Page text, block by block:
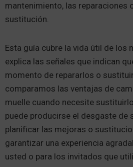
mantenimiento, las reparaciones
sustitución.
Esta guía cubre la vida útil de los
explica las señales que indican
momento de repararlos o
comparamos las ventajas de
muelle cuando necesite
puede producirse el desgaste de
planificar las mejoras o
garantizar una experiencia
usted o para los invitados que